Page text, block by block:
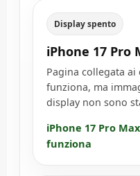
Display spento
iPhone 17 Pro
Pagina collegata
funziona, ma
display non sono
iPhone 17 Pro
funziona